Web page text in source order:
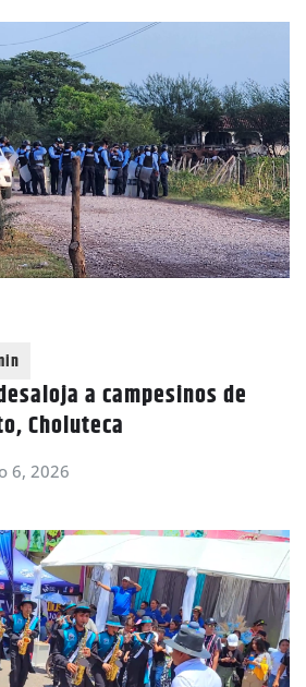
a campesinos de
Choluteca
6, 2026